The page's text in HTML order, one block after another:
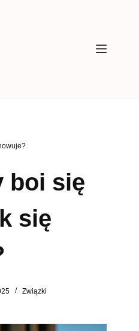
boi się
się
Związki